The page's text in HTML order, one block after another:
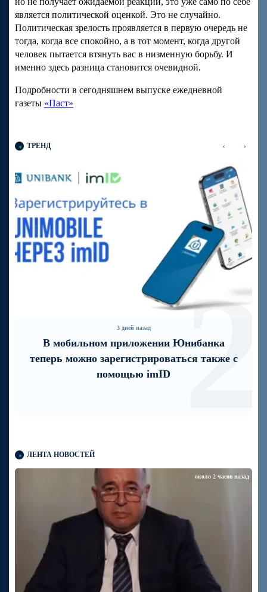
ЛЕНТА НОВОСТЕЙ
около 2 часов назад
является политической оценкой. Это не случайно.
Политическая зрелость проявляется в первую очередь не
тогда, когда все спокойно, а в тот момент, когда другой
человек пытается втянуть вас в низменную борьбу. И
именно здесь разница становится очевидной.
Подробности в сегодняшнем выпуске ежедневной
газеты «Паст»
ТРЕНД
3 дней назад
В мобильном приложении Юнибанка
теперь можно зарегистрироваться также с
помощью imID
2
‹ ›